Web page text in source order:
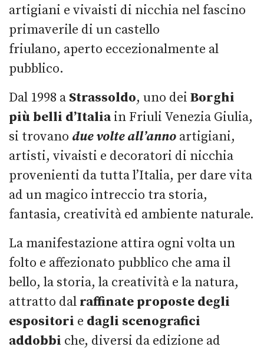
artigiani e vivaisti di nicchia nel fascino
primaverile di un castello
friulano, aperto eccezionalmente al
pubblico.
Dal 1998 a Strassoldo, uno dei Borghi
più belli d’Italiain Friuli Venezia Giulia,
si trovano due volte all’anno artigiani,
artisti, vivaisti e decoratori di nicchia
provenienti da tutta l’Italia, per dare vita
ad un magico intreccio tra storia,
fantasia, creatività ed ambiente naturale.
La manifestazione attira ogni volta un
folto e affezionato pubblico che ama il
bello, la storia, la creatività e la natura,
attratto dal raffinate proposte degli
espositori e dagli scenografici
addobbi che, diversi da edizione ad